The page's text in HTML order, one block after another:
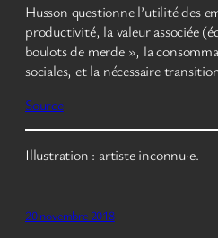
Husson questionne l’utilité des
productivité, la valeur associée
boulots de merde », la
sociales, et la nécessaire
Source
Illustration : artiste inconnu·e.
20 novembre 2018